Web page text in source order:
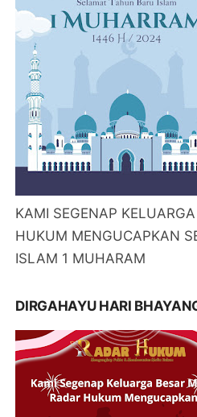
KAMI SEGENAP
HUKUM MENGUCAPKAN
ISLAM 1 MUHARAM
DIRGAHAYU HARI